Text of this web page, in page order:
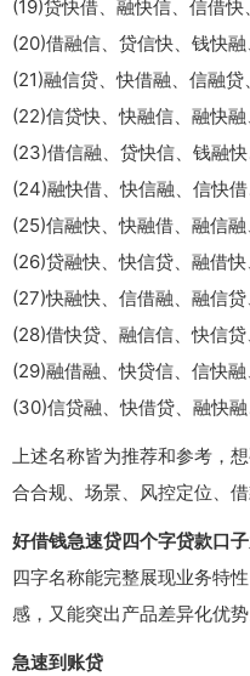
(19)贷快借、融快信、信借
(20)借融信、贷信快、钱快
(21)融信贷、快借融、信融
(22)信贷快、快融信、融快
(23)借信融、贷快信、钱融
(24)融快借、快信融、信快
(25)信融快、快融借、融信
(26)贷融快、快信贷、融借
(27)快融快、信借融、融信
(28)借快贷、融信信、快信
(29)融借融、快贷信、信快
(30)信贷融、快借贷、融快
上述名称皆为推荐和参考，
合合规、场景、风控定位、
好借钱急速贷四个字贷款口
四字名称能完整展现业务特
感，又能突出产品差异化优势
急速到账贷